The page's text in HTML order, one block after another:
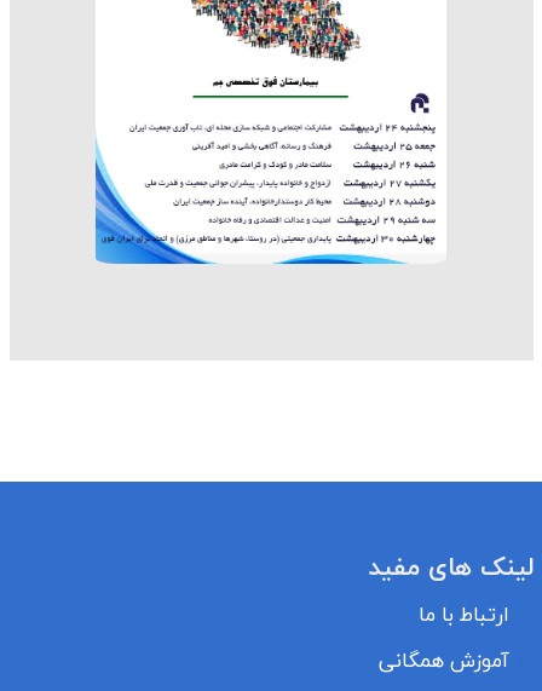
لینک های مفید
ارتباط با ما
آموزش همگانی